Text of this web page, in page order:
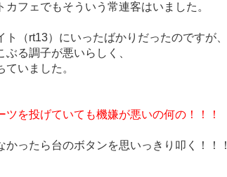
カフェでもそういう常連客はいました。
ト（rt13）にいったばかりだったのですが、
ぶる調子が悪いらしく、
ていました。
ツを投げていても機嫌が悪いの何の！！！
かったら台のボタンを思いっきり叩く！！！